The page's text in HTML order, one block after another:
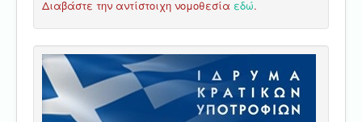
Διαβάστε την αντίστοιχη νομοθεσία εδώ.